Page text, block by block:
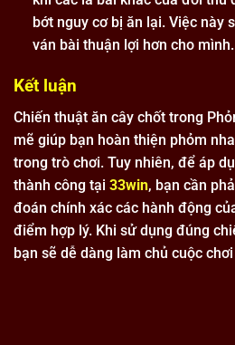
bớt nguy cơ bị ăn lại. Việc này
ván bài thuận lợi hơn cho mình.
Kết luận
Chiến thuật ăn cây chốt trong
mẽ giúp bạn hoàn thiện phỏm
trong trò chơi. Tuy nhiên, để áp
thành công tại 33win, bạn cần
đoán chính xác các hành động
điểm hợp lý. Khi sử dụng đúng
bạn sẽ dễ dàng làm chủ cuộc